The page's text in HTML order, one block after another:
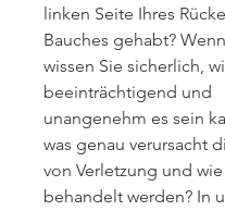
linken Seite Ihres
Bauches gehabt?
wissen Sie sicherlich,
beeinträchtigend und
unangenehm es sein
was genau verursacht
von Verletzung und
behandelt werden? In